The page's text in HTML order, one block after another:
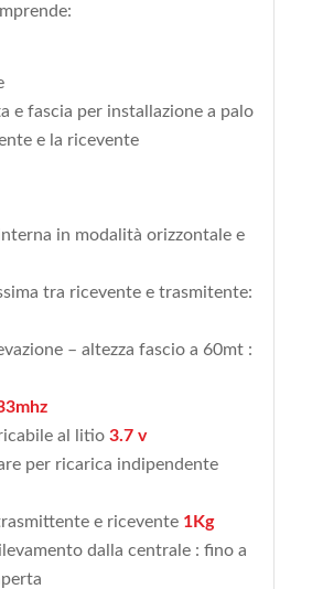
e fascia per installazione a palo
e la ricevente
in modalità orizzontale e
tra ricevente e trasmitente:
– altezza fascio a 60mt :
al litio 3.7 v
per ricarica indipendente
e ricevente1Kg
dalla centrale : fino a